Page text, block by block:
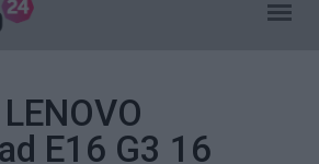
E16 G3 16